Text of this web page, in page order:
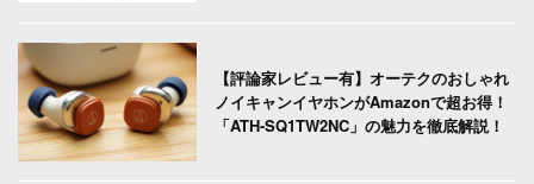
【評論家レビュー有】オーテクのおしゃれ
ノイキャンイヤホンがAmazonで超お得！
「ATH-SQ1TW2NC」の魅力を徹底解説！